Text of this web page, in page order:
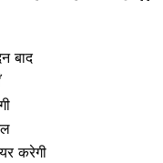
बाद
करेगी